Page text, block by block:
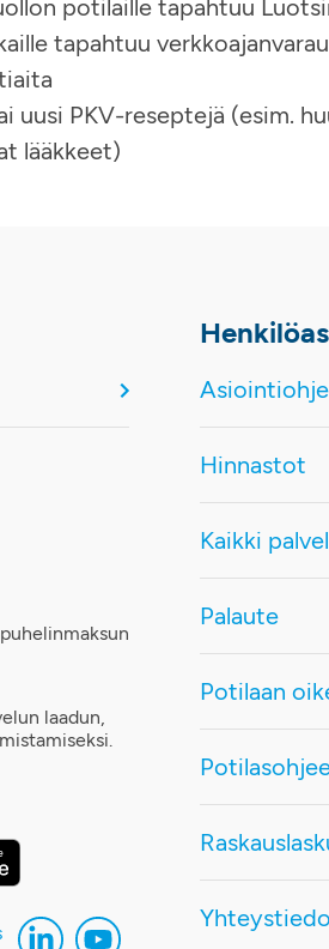
potilaille tapahtuu
tapahtuu
uusi PKV-reseptejä (esim.
lääkkeet)
laadun,
Hinnastot
Kaikki
Palaute
Potilaan